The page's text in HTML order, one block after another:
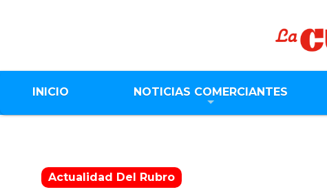
INICIO NOTICIAS COMERCIANTES
Actualidad Del Rubro